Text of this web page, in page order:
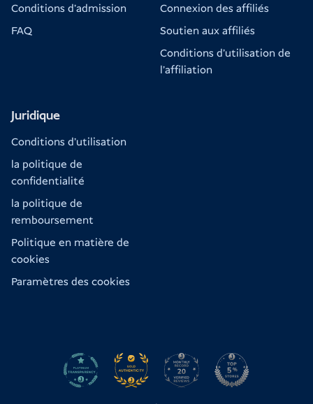
Conditions d'admission
FAQ
Connexion des affiliés
Soutien aux affiliés
Conditions d'utilisation de
l'affiliation
Juridique
Conditions d'utilisation
la politique de
confidentialité
la politique de
remboursement
Politique en matière de
cookies
Paramètres des cookies